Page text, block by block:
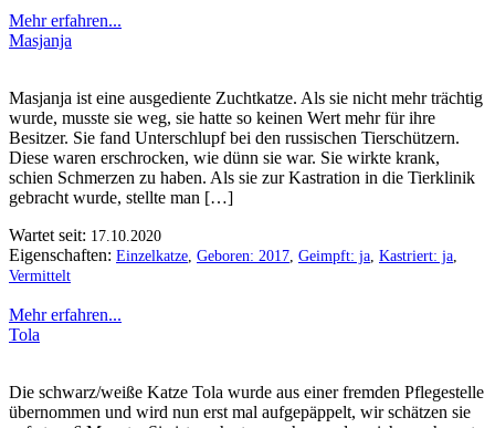
Mehr erfahren...
Masjanja
Masjanja ist eine ausgediente Zuchtkatze. Als sie nicht mehr trächtig
wurde, musste sie weg, sie hatte so keinen Wert mehr für ihre
Besitzer. Sie fand Unterschlupf bei den russischen Tierschützern.
Diese waren erschrocken, wie dünn sie war. Sie wirkte krank,
schien Schmerzen zu haben. Als sie zur Kastration in die Tierklinik
gebracht wurde, stellte man […]
Wartet seit: 17.10.2020
Eigenschaften: Einzelkatze Geboren: 2017 Geimpft: ja Kastriert: ja
Vermittelt
Mehr erfahren...
Tola
Die schwarz/weiße Katze Tola wurde aus einer fremden Pflegestelle
übernommen und wird nun erst mal aufgepäppelt, wir schätzen sie